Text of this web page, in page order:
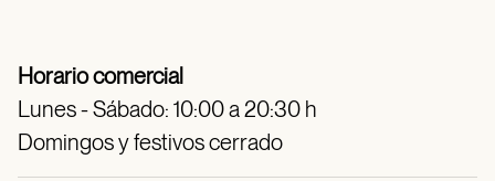
Horario comercial
Lunes - Sábado: 10:00 a 20:30 h
Domingos y festivos cerrado